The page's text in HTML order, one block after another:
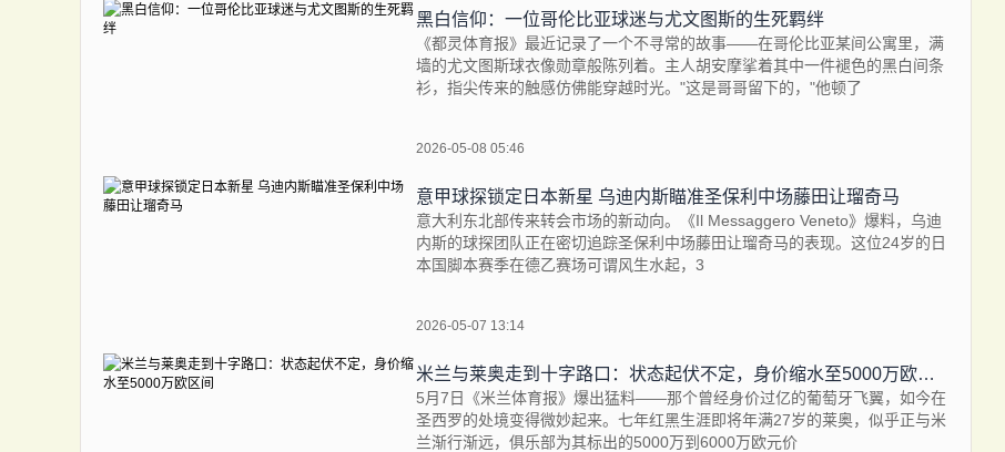
黑白信仰：一位哥伦比亚球迷与尤文图斯的生死羁绊
《都灵体育报》最近记录了一个不寻常的故事——在哥伦比亚某间公寓里，满
墙的尤文图斯球衣像勋章般陈列着。主人胡安摩挲着其中一件褪色的黑白间条
衫，指尖传来的触感仿佛能穿越时光。"这是哥哥留下的，"他顿了
2026-05-08 05:46
意甲球探锁定日本新星 乌迪内斯瞄准圣保利中场藤田让瑠奇马
意大利东北部传来转会市场的新动向。《Il Messaggero Veneto》爆料，乌迪
内斯的球探团队正在密切追踪圣保利中场藤田让瑠奇马的表现。这位24岁的日
本国脚本赛季在德乙赛场可谓风生水起，3
2026-05-07 13:14
米兰与莱奥走到十字路口：状态起伏不定，身价缩水至5000万欧区间
5月7日《米兰体育报》爆出猛料——那个曾经身价过亿的葡萄牙飞翼，如今在
圣西罗的处境变得微妙起来。七年红黑生涯即将年满27岁的莱奥，似乎正与米
兰渐行渐远，俱乐部为其标出的5000万到6000万欧元价